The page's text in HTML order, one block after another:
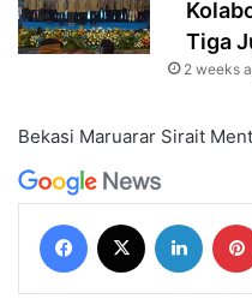
Tiga
2 weeks
Bekasi Maruarar Sirait
Facebook